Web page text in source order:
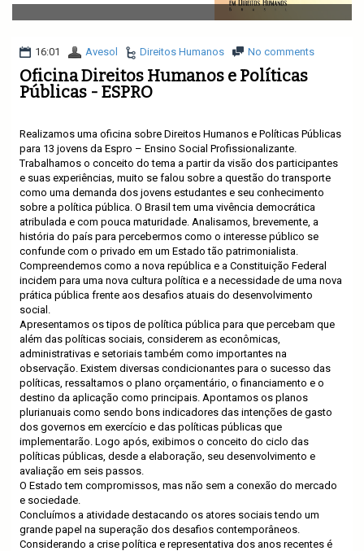
v
i
a
i
16:01 Avesol Direitos Humanos No comments
Oficina Direitos Humanos e Políticas
Públicas - ESPRO
Realizamos uma oficina sobre Direitos Humanos e Políticas Públicas
para 13 jovens da Espro – Ensino Social Profissionalizante.
Trabalhamos o conceito do tema a partir da visão dos participantes
e suas experiências, muito se falou sobre a questão do transporte
como uma demanda dos jovens estudantes e seu conhecimento
sobre a política pública. O Brasil tem uma vivência democrática
atribulada e com pouca maturidade. Analisamos, brevemente, a
história do país para percebermos como o interesse público se
confunde com o privado em um Estado tão patrimonialista.
Compreendemos como a nova república e a Constituição Federal
incidem para uma nova cultura política e a necessidade de uma nova
prática pública frente aos desafios atuais do desenvolvimento
social.
Apresentamos os tipos de política pública para que percebam que
além das políticas sociais, considerem as econômicas,
administrativas e setoriais também como importantes na
observação. Existem diversas condicionantes para o sucesso das
políticas, ressaltamos o plano orçamentário, o financiamento e o
destino da aplicação como principais. Apontamos os planos
plurianuais como sendo bons indicadores das intenções de gasto
dos governos em exercício e das políticas públicas que
implementarão. Logo após, exibimos o conceito do ciclo das
políticas públicas, desde a elaboração, seu desenvolvimento e
avaliação em seis passos.
O Estado tem compromissos, mas não sem a conexão do mercado
e sociedade.
Concluímos a atividade destacando os atores sociais tendo um
grande papel na superação dos desafios contemporâneos.
Considerando a crise política e representativa dos anos recentes é